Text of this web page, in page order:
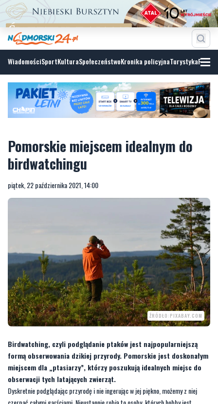
WiadomościSportKulturaSpołeczeństwoKronika policyjnaTurystyka
Pomorskie miejscem idealnym do
piątek, 22 października 2021, 14:00
ŹRÓDŁO:PIXABAY.COM
Birdwatching, czyli podglądanie ptaków jest najpopularniejszą
formą obserwowania dzikiej przyrody. Pomorskie jest doskonałym
obserwacji tych latających zwierząt.
Dyskretnie podglądając przyrodę i nie ingerując w jej piękno, możemy z niej
czerpać całymi garściami. Nieustannie robią to osoby, których hobby jest
obserwacja ptaków gołym okiem lub przez np. lornetkę.
Województwo pomorskie dzięki takim miejscom jakZatoka Pucka,
Słowiński Park Narodowy, Zalew WiślanyczyOstoja Wisłyjest